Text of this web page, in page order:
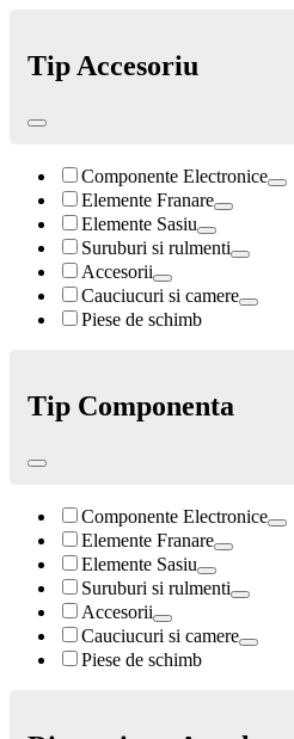
Tip Accesoriu
Componente Electronice
Elemente Franare
Elemente Sasiu
Suruburi si rulmenti
Accesorii
Cauciucuri si camere
Piese de schimb
Tip Componenta
Componente Electronice
Elemente Franare
Elemente Sasiu
Suruburi si rulmenti
Accesorii
Cauciucuri si camere
Piese de schimb